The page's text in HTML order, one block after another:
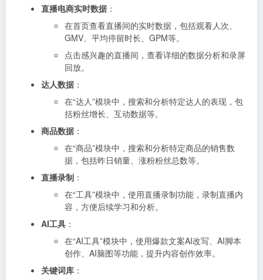
直播电商实时数据 ：
在首页查看直播间的实时数据，包括观看人次、
GMV、平均停留时长、GPM等。
点击感兴趣的直播间，查看详细的数据分析和录屏
回放。
达人数据 ：
在“达人”模块中，搜索和分析特定达人的表现，包
括粉丝增长、互动数据等。
商品数据 ：
在“商品”模块中，搜索和分析特定商品的销售数
据，包括昨日销量、涨粉粉丝总数等。
直播录制 ：
在“工具”模块中，使用直播录制功能，录制直播内
容，方便后续学习和分析。
AI工具 ：
在“AI工具”模块中，使用爆款文案AI改写、AI脚本
创作、AI脑图等功能，提升内容创作效率。
关键词库 ：